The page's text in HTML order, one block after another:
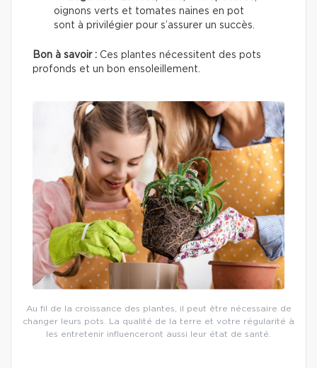
oignons verts et tomates naines en pot
sont à privilégier pour s’assurer un succès.
Bon à savoir : Ces plantes nécessitent des pots
profonds et un bon ensoleillement.
Au fil de la croissance des plantes, il peut être nécessaire de
changer leurs pots. La qualité de la terre et votre régularité à
les entretenir influenceront aussi leur état de santé.